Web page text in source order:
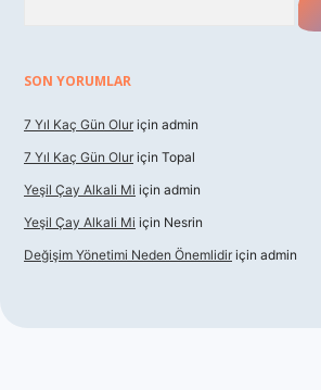
SON YORUMLAR
7 Yıl Kaç Gün Olur için admin
7 Yıl Kaç Gün Olur için Topal
Yeşil Çay Alkali Mi için admin
Yeşil Çay Alkali Mi için Nesrin
Değişim Yönetimi Neden Önemlidir için admin